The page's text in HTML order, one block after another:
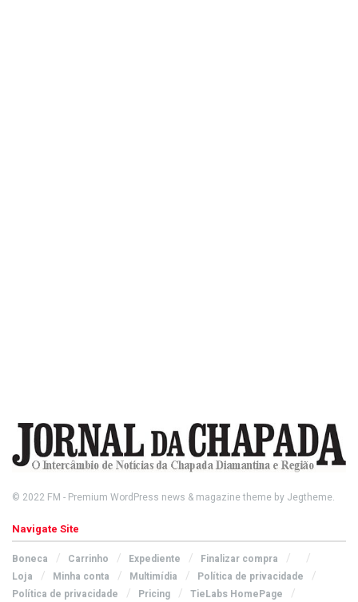
© 2022 FM - Premium WordPress news & magazine theme by Jegtheme.
Navigate Site
Boneca Carrinho Expediente
Finalizar compra
Loja
Minha conta Multimídia
Política de privacidade
Política de privacidade
Pricing TieLabs HomePage